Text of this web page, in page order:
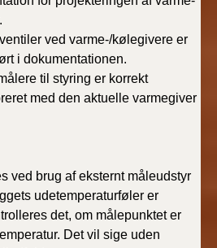
ved varme-/kølegivere er
i dokumentationen.
til styring er korrekt
med den aktuelle varmegiver
ved brug af eksternt måleudstyr
udetemperaturføler er
det, om målepunktet er
Det vil sige uden